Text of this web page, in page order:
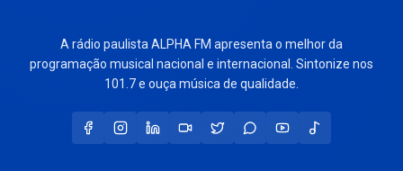
A rádio paulista ALPHA FM apresenta o melhor da
programação musical nacional e internacional. Sintonize nos
101.7 e ouça música de qualidade.